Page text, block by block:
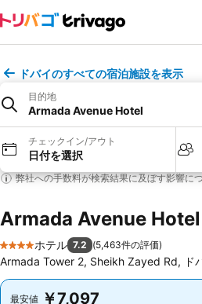
ドバイのすべての宿泊施設を表示
目的地
Armada Avenue Hotel
チェックイン/アウト
日付を選択
弊社への手数料が検索結果に及ぼす影響に
Armada Avenue Hotel
4 ホテルのランク
ホテル 7.2 (5,463件の評価)
Armada Tower 2, Sheikh Zayed Rd, ド
最安値 ￥7,097
最安値 ￥7,097